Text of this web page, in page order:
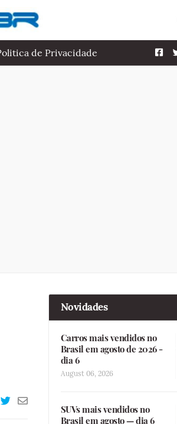
de Privacidade
Novidades
Carros mais vendidos no
Brasil em agosto de 2026 -
dia 6
August 06, 2026
SUVs mais vendidos no
Brasil em agosto — dia 6